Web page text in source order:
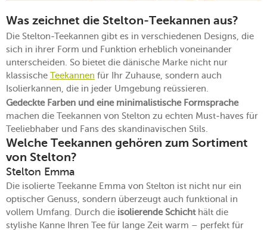
Was zeichnet die Stelton-Teekannen aus?
Die Stelton-Teekannen gibt es in verschiedenen Designs, die
sich in ihrer Form und Funktion erheblich voneinander
unterscheiden. So bietet die dänische Marke nicht nur
klassische Teekannen für Ihr Zuhause, sondern auch
Isolierkannen, die in jeder Umgebung reüssieren.
Gedeckte Farben und eine minimalistische Formsprache
machen die Teekannen von Stelton zu echten Must-haves für
Teeliebhaber und Fans des skandinavischen Stils.
Welche Teekannen gehören zum Sortiment
von Stelton?
Stelton Emma
Die isolierte Teekanne Emma von Stelton ist nicht nur ein
optischer Genuss, sondern überzeugt auch funktional in
vollem Umfang. Durch die isolierende Schichthält die
stylishe Kanne Ihren Tee für lange Zeit warm – perfekt für